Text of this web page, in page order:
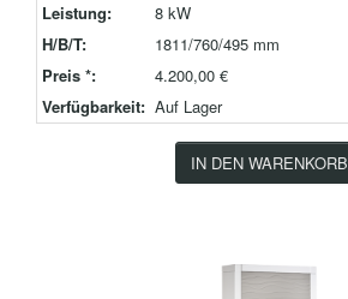
Leistung:
8 kW
H/B/T:
1811/760/495 mm
Preis *:
4.200,00 €
Verfügbarkeit: Auf Lager
IN DEN WARENKORB